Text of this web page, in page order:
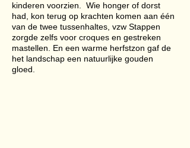
kinderen voorzien. Wie honger of dorst
had, kon terug op krachten komen aan één
van de twee tussenhaltes, vzw Stappen
zorgde zelfs voor croques en gestreken
mastellen. En een warme herfstzon gaf de
het landschap een natuurlijke gouden
gloed.